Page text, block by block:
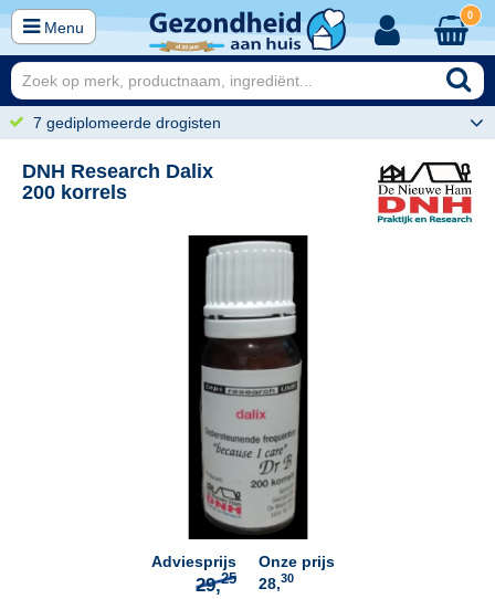
Menu
0
7 gediplomeerde drogisten
DNH Research Dalix
200 korrels
Adviesprijs
Onze prijs
28,30